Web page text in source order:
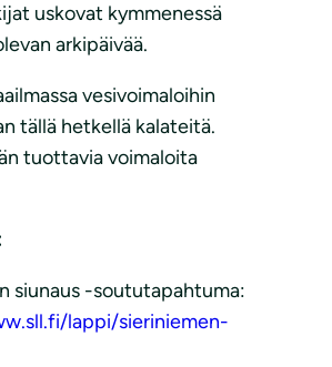
uskovat kymmenessä
arkipäivää.
vesivoimaloihin
tällä hetkellä kalateitä.
tuottavia voimaloita
siunaus -soututapahtuma:
lappi/sieriniemen-